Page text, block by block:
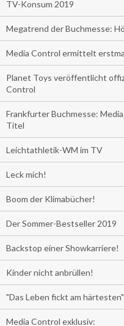
TV-Konsum 2019
Megatrend der Buchmesse:
Media Control ermittelt
Planet Toys veröffentlicht
Control
Frankfurter Buchmesse:
Titel
Leichtathletik-WM im TV
Leck mich!
Boom der Klimabücher!
Der Sommer-Bestseller 2019
Backstop einer Showkarriere!
Kinder nicht anbrüllen!
"Das Leben fickt am härtesten"
Media Control exklusiv: